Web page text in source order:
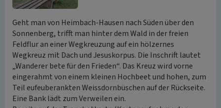
Geht man von Heimbach-Hausen nach Süden über den
Sonnenberg, trifft man hinter dem Wald in der freien
Feldflur an einer Wegkreuzung auf ein hölzernes
Wegkreuz mit Dach und Jesuskorpus. Die Inschrift lautet
„Wanderer bete für den Frieden“. Das Kreuz wird vorne
eingerahmt von einem kleinen Hochbeet und hohen, zum
Teil eufeuberankten Weissdornbüschen auf der Rückseite.
Eine Bank lädt zum Verweilen ein.